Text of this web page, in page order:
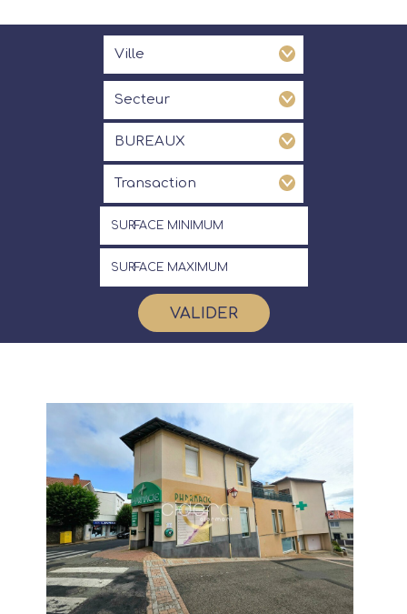
Ville
Ville
Secteur
Secteur
Type de bien
BUREAUX
Transaction
Transaction
Surface minimum
Surface maximum
VALIDER